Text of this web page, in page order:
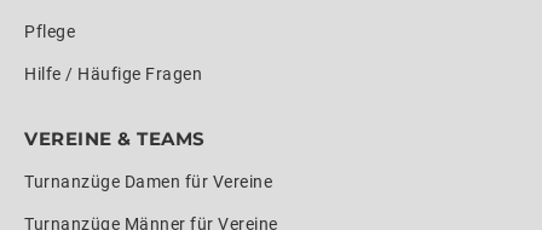
Pflege
Hilfe / Häufige Fragen
VEREINE & TEAMS
Turnanzüge Damen für Vereine
Turnanzüge Männer für Vereine